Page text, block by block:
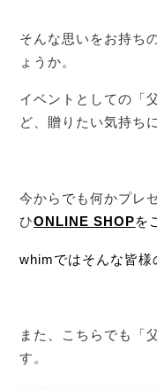
そんな思いをお持ち
ょうか。
イベントとしての「
ど、贈りたい気持ち
今からでも何かプレ
ひONLINE SHOPを
whimではそんな皆様
また、こちらでも「
す。